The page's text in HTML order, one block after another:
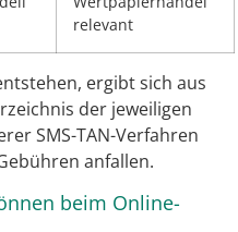
relevant
ergibt sich aus
der jeweiligen
SMS-TAN-Verfahren
anfallen.
beim Online-